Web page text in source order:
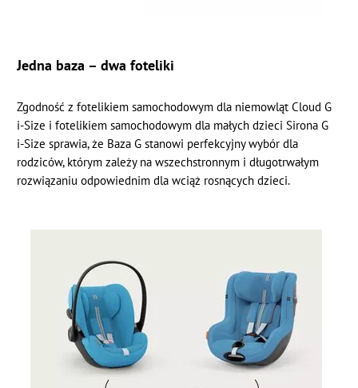
Jedna baza – dwa foteliki
Zgodność z fotelikiem samochodowym dla niemowląt Cloud G
i-Size i fotelikiem samochodowym dla małych dzieci Sirona G
i-Size sprawia, że Baza G stanowi perfekcyjny wybór dla
rodziców, którym zależy na wszechstronnym i długotrwałym
rozwiązaniu odpowiednim dla wciąż rosnących dzieci.